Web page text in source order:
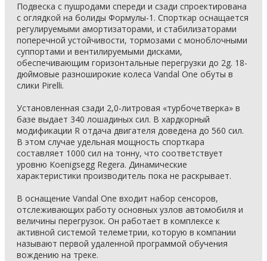
Подвеска с пушродами спереди и сзади спроектирована
с оглядкой на болиды Формулы-1. Спорткар оснащается
регулируемыми амортизаторами, и стабилизаторами
поперечной устойчивости, тормозами с моноблочными
суппортами и вентилируемыми дисками,
обеспечивающим горизонтальные перегрузки до 2g. 18-
дюймовые разноширокие колеса Vandal One обуты в
слики Pirelli.
Установленная сзади 2,0-литровая «турбочетверка» в
базе выдает 340 лошадиных сил. В хардкорный
модификации R отдача двигателя доведена до 560 сил.
В этом случае удельная мощность спорткара
составляет 1000 сил на тонну, что соответствует
уровню Koenigsegg Regera. Динамические
характеристики производитель пока не раскрывает.
В оснащение Vandal One входит набор сенсоров,
отслеживающих работу основных узлов автомобиля и
величины перегрузок. Он работает в комплексе к
активной системой телеметрии, которую в компании
называют первой удаленной программой обучения
вождению на треке.